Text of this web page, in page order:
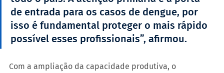
de entrada para os casos de dengue, por
isso é fundamental proteger o mais rápido
possível esses profissionais”, afirmou.
Com a ampliação da capacidade produtiva, o